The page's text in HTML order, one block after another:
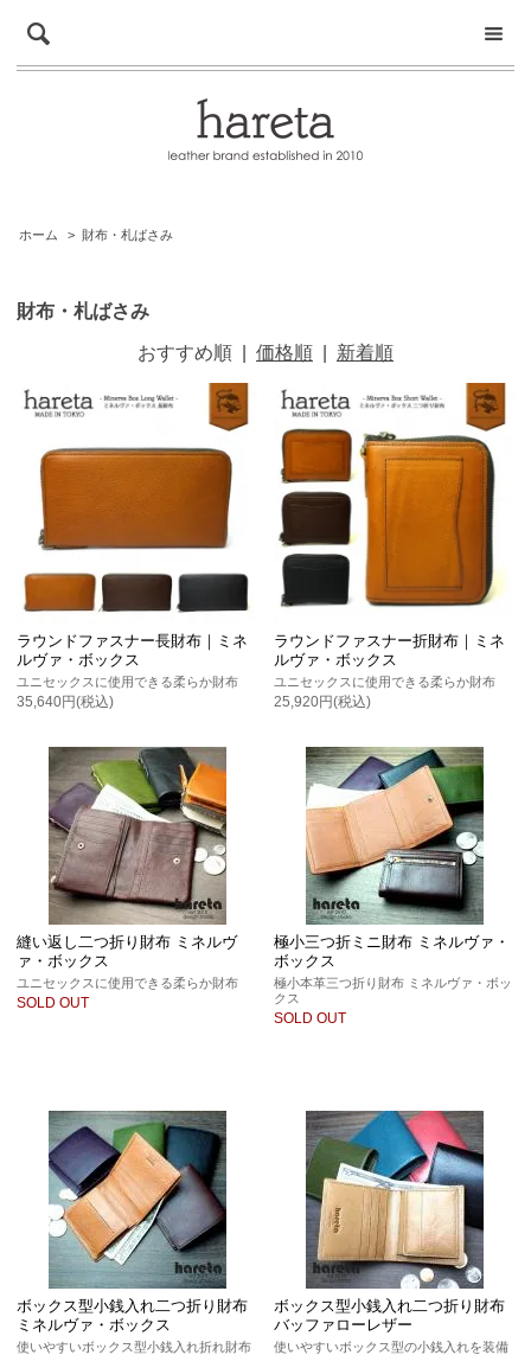
ホーム > 財布・札ばさみ
財布・札ばさみ
おすすめ順 価格順 新着順
ラウンドファスナー長財布｜ミネ
ルヴァ・ボックス
ユニセックスに使用できる柔らか財布
35,640円(税込)
ラウンドファスナー折財布｜ミネ
ルヴァ・ボックス
ユニセックスに使用できる柔らか財布
25,920円(税込)
縫い返し二つ折り財布 ミネルヴ
ァ・ボックス
ユニセックスに使用できる柔らか財布
SOLD OUT
極小三つ折ミニ財布 ミネルヴァ・
ボックス
極小本革三つ折り財布 ミネルヴァ・ボッ
クス
SOLD OUT
ボックス型小銭入れ二つ折り財布
ミネルヴァ・ボックス
使いやすいボックス型小銭入れ折れ財布
ボックス型小銭入れ二つ折り財布
バッファローレザー
使いやすいボックス型の小銭入れを装備